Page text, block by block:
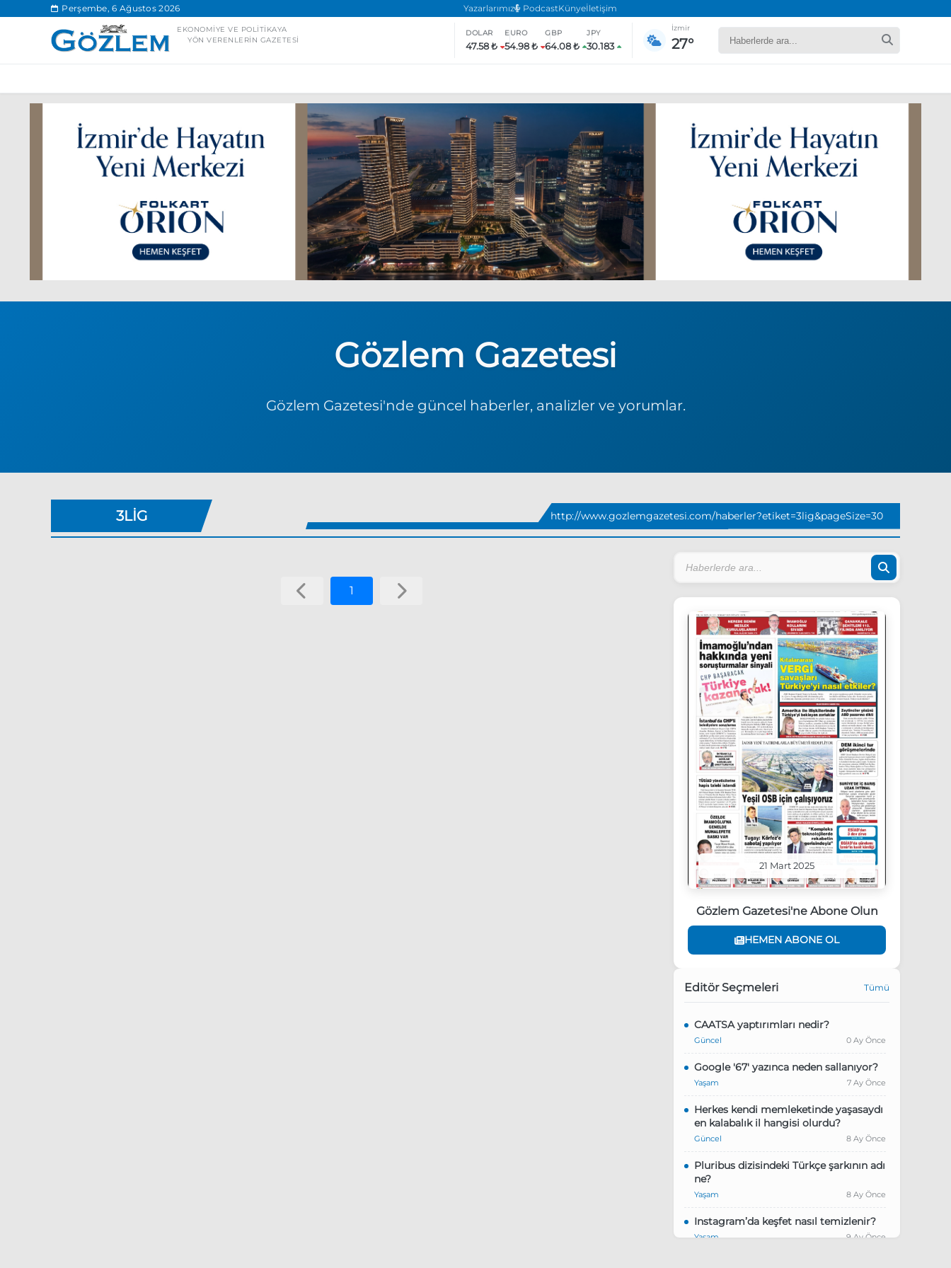
Perşembe, 6 Ağustos 2026 Yazarlarımız PodcastKünyeİletişim
EKONOMIYE VE POLITIKAYA
YÖN VERENLERIN GAZETESI
DOLAR
47.58 ₺
EURO
54.98 ₺
GBP
64.08 ₺
JPY
30.183
İzmir
27°
Ankara’da eylem yasağı uzatıldı
Özgür Özel, Ekrem İmamoğlu’nu ziyaret edecek
Ünlü çift bir etkinliğe daha katılmama kararı aldı
Boykot
Gözlem Gazetesi
Gözlem Gazetesi'nde güncel haberler, analizler ve yorumlar.
3LIG http://www.gozlemgazetesi.com/haberler?etiket=3lig&pageSize=30
1
21 Mart 2025
Gözlem Gazetesi'ne Abone Olun
HEMEN ABONE OL
Editör Seçmeleri Tümü
CAATSA yaptırımları nedir?
Güncel 0 Ay Önce
Google '67' yazınca neden sallanıyor?
Yaşam 7 Ay Önce
Herkes kendi memleketinde yaşasaydı
en kalabalık il hangisi olurdu?
Güncel 8 Ay Önce
Pluribus dizisindeki Türkçe şarkının adı
ne?
Yaşam 8 Ay Önce
Instagram’da keşfet nasıl temizlenir?
Yaşam 9 Ay Önce